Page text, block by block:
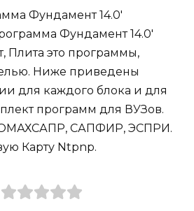
Фундамент 14.0′
Фундамент 14.0′
Плита это программы,
Ниже приведены
для каждого блока и для
программ для ВУЗов.
САПФИР, ЭСПРИ.
Карту Ntpnp.